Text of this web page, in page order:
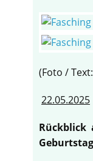
(Foto /
22.05.2025
Rückblick